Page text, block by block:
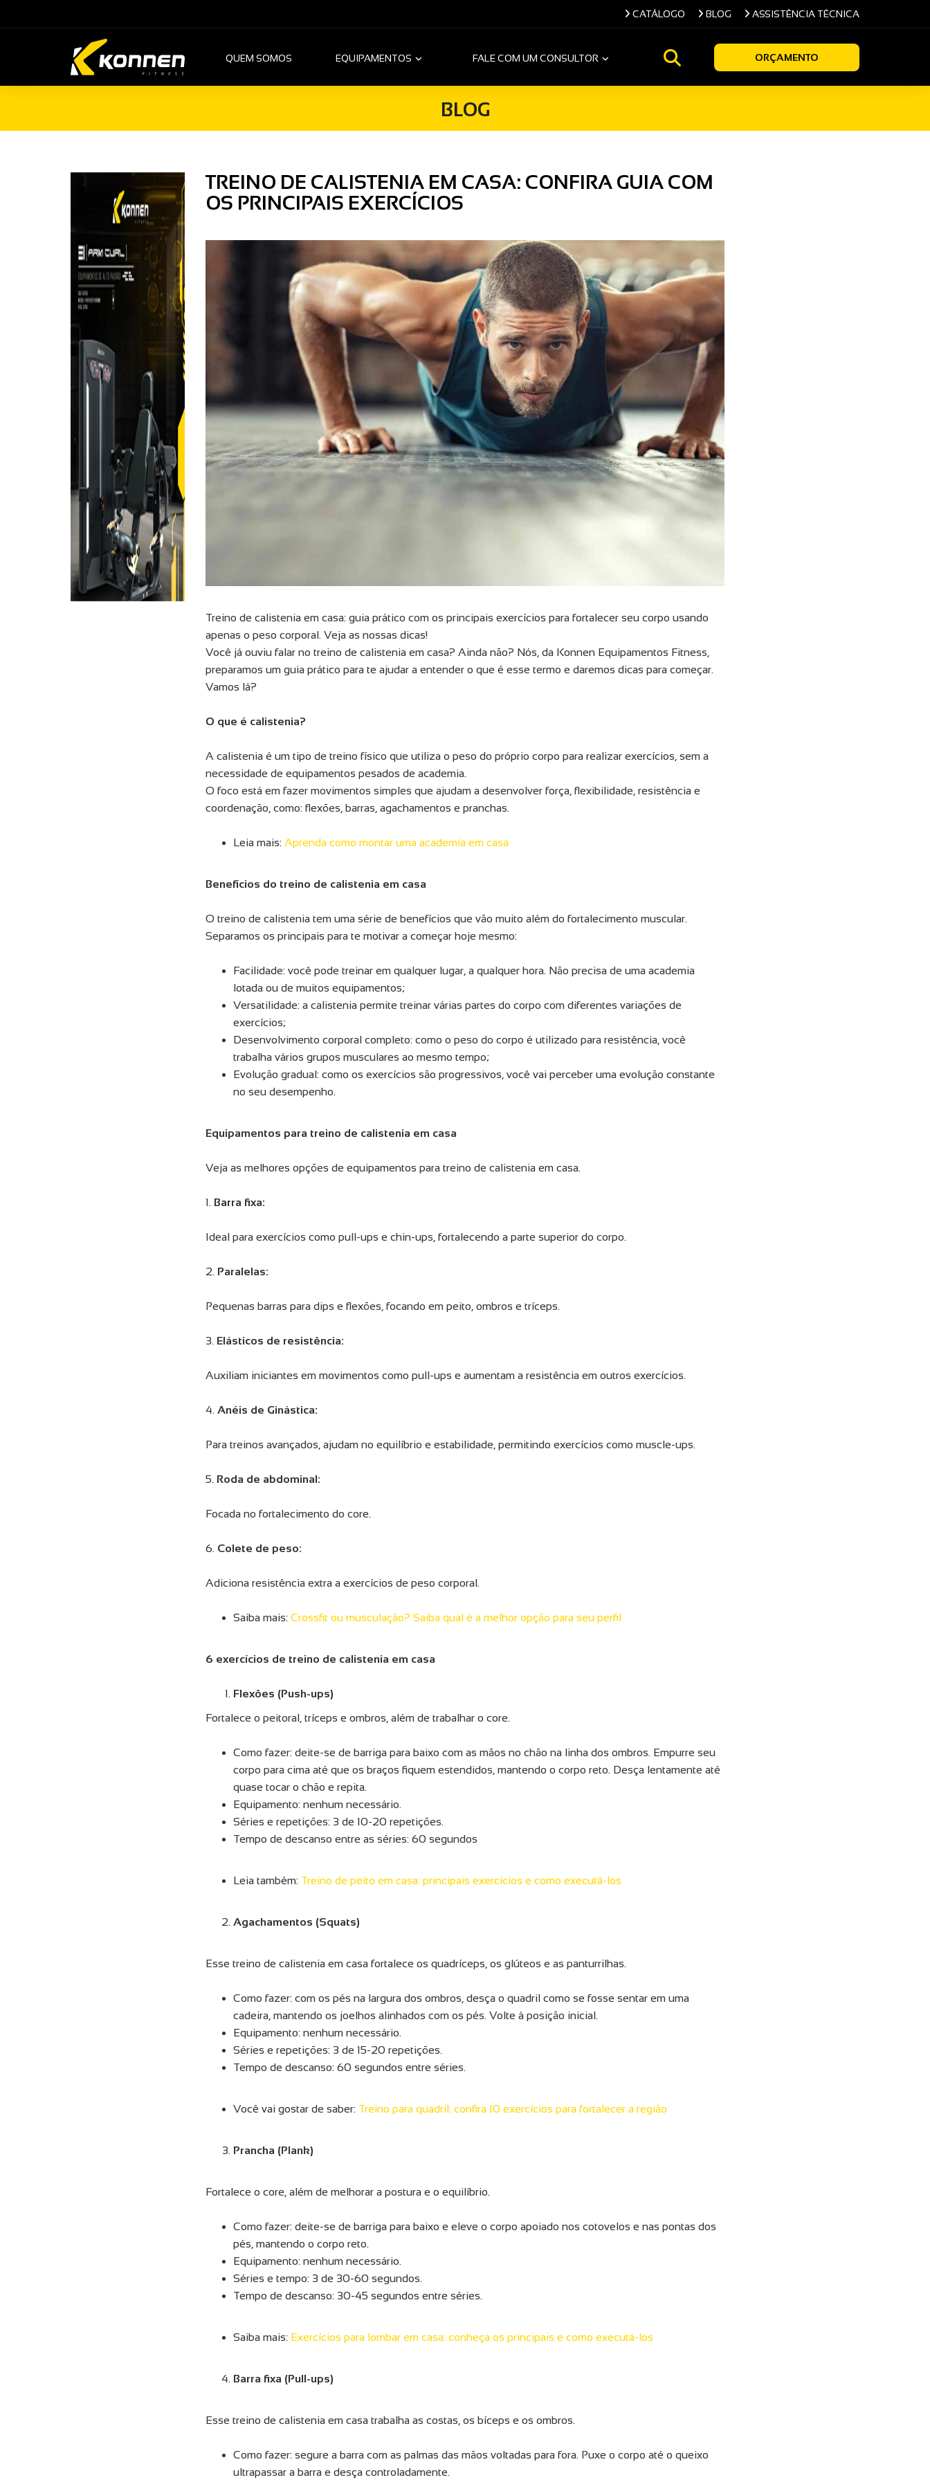
CATÁLOGO BLOG ASSISTÊNCIA TÉCNICA
QUEM SOMOS EQUIPAMENTOS FALE COM UM CONSULTOR ORÇAMENTO
BLOG
TREINO DE CALISTENIA EM CASA: CONFIRA GUIA COM
OS PRINCIPAIS EXERCÍCIOS
Treino de calistenia em casa: guia prático com os principais exercícios para fortalecer seu corpo usando
apenas o peso corporal. Veja as nossas dicas!
Você já ouviu falar no treino de calistenia em casa? Ainda não? Nós, da Konnen Equipamentos Fitness,
preparamos um guia prático para te ajudar a entender o que é esse termo e daremos dicas para começar.
Vamos lá?
O que é calistenia?
A calistenia é um tipo de treino físico que utiliza o peso do próprio corpo para realizar exercícios, sem a
necessidade de equipamentos pesados de academia.
O foco está em fazer movimentos simples que ajudam a desenvolver força, flexibilidade, resistência e
coordenação, como: flexões, barras, agachamentos e pranchas.
Leia mais: Aprenda como montar uma academia em casa
Benefícios do treino de calistenia em casa
O treino de calistenia tem uma série de benefícios que vão muito além do fortalecimento muscular.
Separamos os principais para te motivar a começar hoje mesmo:
Facilidade: você pode treinar em qualquer lugar, a qualquer hora. Não precisa de uma academia
lotada ou de muitos equipamentos;
Versatilidade: a calistenia permite treinar várias partes do corpo com diferentes variações de
exercícios;
Desenvolvimento corporal completo: como o peso do corpo é utilizado para resistência, você
trabalha vários grupos musculares ao mesmo tempo;
Evolução gradual: como os exercícios são progressivos, você vai perceber uma evolução constante
no seu desempenho.
Equipamentos para treino de calistenia em casa
Veja as melhores opções de equipamentos para treino de calistenia em casa.
1. Barra fixa:
Ideal para exercícios como pull-ups e chin-ups, fortalecendo a parte superior do corpo.
2. Paralelas:
Pequenas barras para dips e flexões, focando em peito, ombros e tríceps.
3. Elásticos de resistência:
Auxiliam iniciantes em movimentos como pull-ups e aumentam a resistência em outros exercícios.
4. Anéis de Ginástica:
Para treinos avançados, ajudam no equilíbrio e estabilidade, permitindo exercícios como muscle-ups.
5. Roda de abdominal:
Focada no fortalecimento do core.
6. Colete de peso:
Adiciona resistência extra a exercícios de peso corporal.
Saiba mais: Crossfit ou musculação? Saiba qual é a melhor opção para seu perfil
6 exercícios de treino de calistenia em casa
Flexões (Push-ups)
Fortalece o peitoral, tríceps e ombros, além de trabalhar o core.
Como fazer: deite-se de barriga para baixo com as mãos no chão na linha dos ombros. Empurre seu
corpo para cima até que os braços fiquem estendidos, mantendo o corpo reto. Desça lentamente até
quase tocar o chão e repita.
Equipamento: nenhum necessário.
Séries e repetições: 3 de 10-20 repetições.
Tempo de descanso entre as séries: 60 segundos
Leia também: Treino de peito em casa: principais exercícios e como executá-los
Agachamentos (Squats)
Esse treino de calistenia em casa fortalece os quadríceps, os glúteos e as panturrilhas.
Como fazer: com os pés na largura dos ombros, desça o quadril como se fosse sentar em uma
cadeira, mantendo os joelhos alinhados com os pés. Volte à posição inicial.
Equipamento: nenhum necessário.
Séries e repetições: 3 de 15-20 repetições.
Tempo de descanso: 60 segundos entre séries.
Você vai gostar de saber: Treino para quadril: confira 10 exercícios para fortalecer a região
Prancha (Plank)
Fortalece o core, além de melhorar a postura e o equilíbrio.
Como fazer: deite-se de barriga para baixo e eleve o corpo apoiado nos cotovelos e nas pontas dos
pés, mantendo o corpo reto.
Equipamento: nenhum necessário.
Séries e tempo: 3 de 30-60 segundos.
Tempo de descanso: 30-45 segundos entre séries.
Saiba mais: Exercícios para lombar em casa: conheça os principais e como executá-los
Barra fixa (Pull-ups)
Esse treino de calistenia em casa trabalha as costas, os bíceps e os ombros.
Como fazer: segure a barra com as palmas das mãos voltadas para fora. Puxe o corpo até o queixo
ultrapassar a barra e desça controladamente.